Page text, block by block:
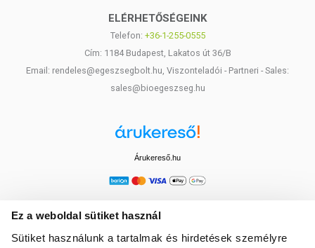
Ez a weboldal sütiket használ
Sütiket használunk a tartalmak és hirdetések személyre
ELÉRHETŐSÉGEINK
Telefon: +36-1-255-0555
Cím: 1184 Budapest, Lakatos út 36/B
Email: rendeles@egeszsegbolt.hu, Viszonteladói - Partneri - Sales:
sales@bioegeszseg.hu
Árukereső.hu